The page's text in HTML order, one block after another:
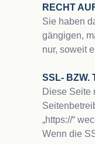
RECHT
Sie haben
gängigen,
nur, soweit
SSL- BZW.
Diese Seite
„https://“
Wenn die